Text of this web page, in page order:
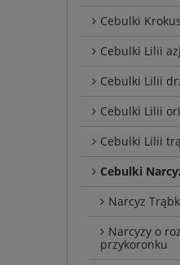
Cebulki
Cebulki Lilii
Cebulki Lilii
Cebulki Lilii
Cebulki Lilii
Cebulki
Narcyz
Narcyzy o
przykoronku